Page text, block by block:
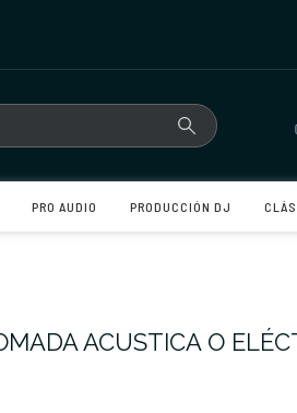
PRO AUDIO PRODUCCIÓN DJ
ACUSTICA O